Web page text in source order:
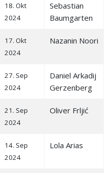
18. Okt
2024
Sebastian
Baumgarten
17. Okt
2024
Nazanin Noori
27. Sep
2024
Daniel Arkadij
Gerzenberg
21. Sep
2024
Oliver Frljić
14. Sep
2024
Lola Arias